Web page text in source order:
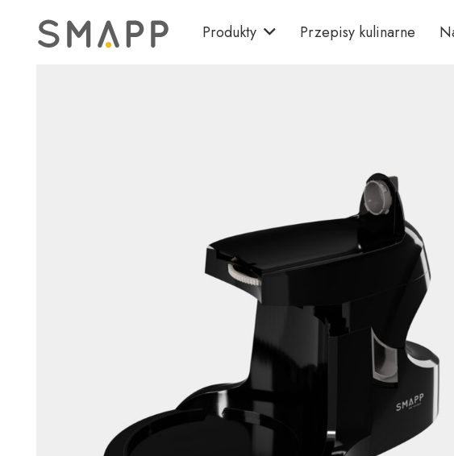
Produkty Przepisy kulinarne